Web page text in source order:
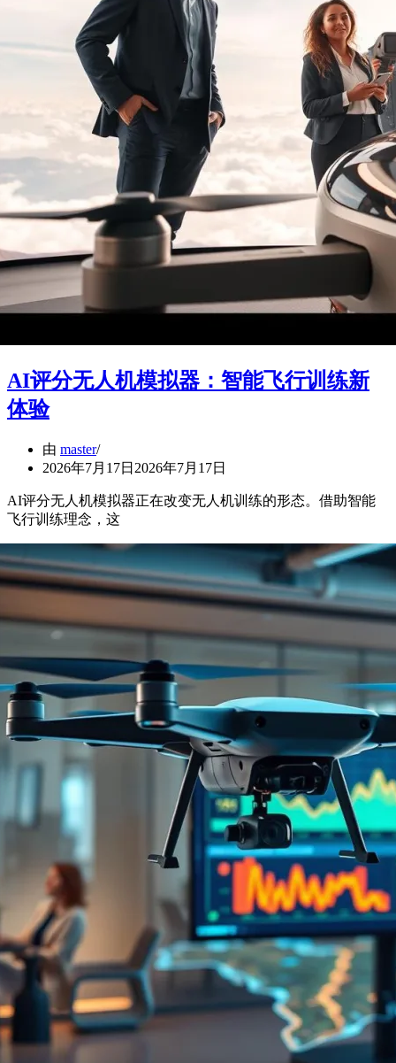
AI评分无人机模拟器：智能飞行训练新
体验
由 master
2026年7月17日 2026年7月17日
AI评分无人机模拟器正在改变无人机训练的形态。借助智能
飞行训练理念，这